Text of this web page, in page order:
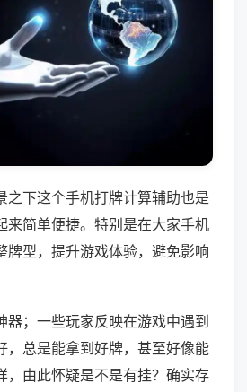
之下这个手机打牌计算辅助也是
来简单便捷。特别是在大家手机
牌型，提升游戏体验，避免影响
器；一些玩家反映在游戏中遇到
，总是能拿到好牌，甚至好像能
，由此怀疑是不是有挂？确实存